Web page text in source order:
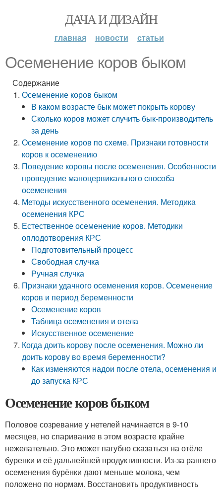
ДАЧА И ДИЗАЙН
главная новости статьи
Осеменение коров быком
Содержание
Осеменение коров быком
В каком возрасте бык может покрыть корову
Сколько коров может случить бык-производитель
за день
Осеменение коров по схеме. Признаки готовности
коров к осеменению
Поведение коровы после осеменения. Особенности
проведение маноцервикального способа
осеменения
Методы искусственного осеменения. Методика
осеменения КРС
Естественное осеменение коров. Методики
оплодотворения КРС
Подготовительный процесс
Свободная случка
Ручная случка
Признаки удачного осеменения коров. Осеменение
коров и период беременности
Осеменение коров
Таблица осеменения и отела
Искусственное осеменение
Когда доить корову после осеменения. Можно ли
доить корову во время беременности?
Как изменяются надои после отела, осеменения и
до запуска КРС
Осеменение коров быком
Половое созревание у нетелей начинается в 9-10
месяцев, но спаривание в этом возрасте крайне
нежелательно. Это может пагубно сказаться на отёле
буренки и её дальнейшей продуктивности. Из-за раннего
осеменения бурёнки дают меньше молока, чем
положено по нормам. Восстановить продуктивность